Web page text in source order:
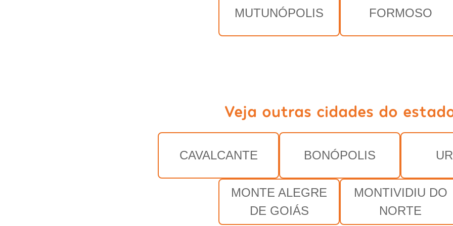
MUTUNÓPOLIS FORMOSO
Veja outras cidades do
CAVALCANTE BONÓPOLIS
MONTE ALEGRE
DE GOIÁS
MONTIVIDIU DO
NORTE